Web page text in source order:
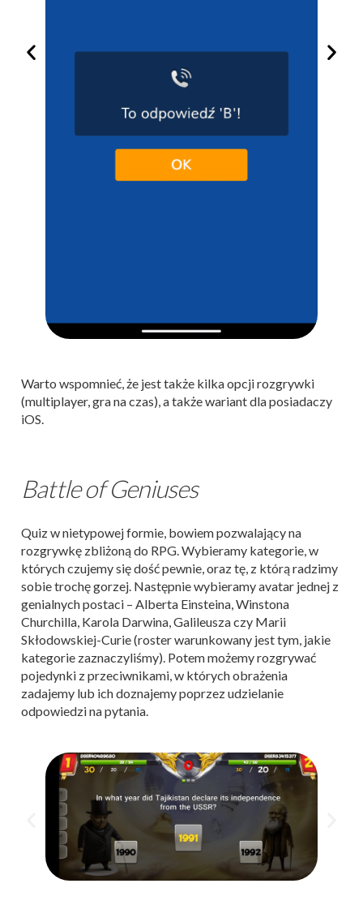
Warto wspomnieć, że jest także kilka opcji rozgrywki
(multiplayer, gra na czas), a także wariant dla posiadaczy
iOS.
Battle of Geniuses
Quiz w nietypowej formie, bowiem pozwalający na
rozgrywkę zbliżoną do RPG. Wybieramy kategorie, w
których czujemy się dość pewnie, oraz tę, z którą radzimy
sobie trochę gorzej. Następnie wybieramy avatar jednej z
genialnych postaci – Alberta Einsteina, Winstona
Churchilla, Karola Darwina, Galileusza czy Marii
Skłodowskiej-Curie (roster warunkowany jest tym, jakie
kategorie zaznaczyliśmy). Potem możemy rozgrywać
pojedynki z przeciwnikami, w których obrażenia
zadajemy lub ich doznajemy poprzez udzielanie
odpowiedzi na pytania.